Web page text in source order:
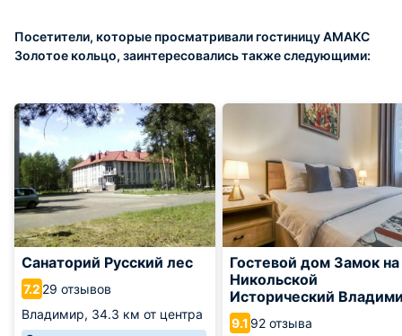
Посетители, которые просматривали гостиницу АМАКС
Золотое кольцо, заинтересовались также следующими:
Санаторий Русский лес
7.2 29 отзывов
Владимир, 34.3 км от центра
Гостевой дом Замок на
Никольской
Исторический
9.1 92 отзыва